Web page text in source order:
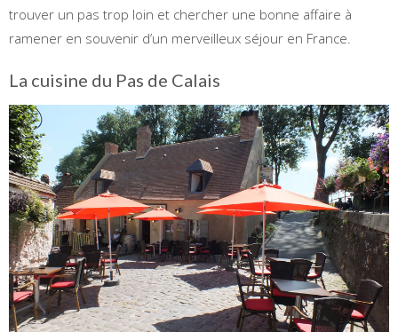
trouver un pas trop loin et chercher une bonne affaire à
ramener en souvenir d’un merveilleux séjour en France.
La cuisine du Pas de Calais